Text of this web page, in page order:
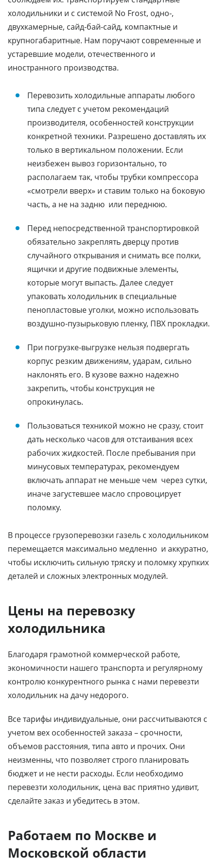
холодильники и с системой No Frost, одно-,
двухкамерные, сайд-бай-сайд, компактные и
крупногабаритные. Нам поручают современные и
устаревшие модели, отечественного и
иностранного производства.
Перевозить холодильные аппараты любого
типа следует с учетом рекомендаций
производителя, особенностей конструкции
конкретной техники. Разрешено доставлять их
только в вертикальном положении. Если
неизбежен вывоз горизонтально, то
располагаем так, чтобы трубки компрессора
«смотрели вверх» и ставим только на боковую
часть, а не на задню или переднюю.
Перед непосредственной транспортировкой
обязательно закреплять дверцу против
случайного открывания и снимать все полки,
ящички и другие подвижные элементы,
которые могут выпасть. Далее следует
упаковать холодильник в специальные
пенопластовые уголки, можно использовать
воздушно-пузырьковую пленку, ПВХ прокладки.
При погрузке-выгрузке нельзя подвергать
корпус резким движениям, ударам, сильно
наклонять его. В кузове важно надежно
закрепить, чтобы конструкция не
опрокинулась.
Пользоваться техникой можно не сразу, стоит
дать несколько часов для отстаивания всех
рабочих жидкостей. После пребывания при
минусовых температурах, рекомендуем
включать аппарат не меньше чем через сутки,
иначе загустевшее масло спровоцирует
поломку.
В процессе грузоперевозки газель с холодильником
перемещается максимально медленно и аккуратно,
чтобы исключить сильную тряску и поломку хрупких
деталей и сложных электронных модулей.
Цены на перевозку
холодильника
Благодаря грамотной коммерческой работе,
экономичности нашего транспорта и регулярному
контролю конкурентного рынка с нами перевезти
холодильник на дачу недорого.
Все тарифы индивидуальные, они рассчитываются с
учетом вех особенностей заказа – срочности,
объемов расстояния, типа авто и прочих. Они
неизменны, что позволяет строго планировать
бюджет и не нести расходы. Если необходимо
перевезти холодильник, цена вас приятно удивит,
сделайте заказ и убедитесь в этом.
Работаем по Москве и
Московской области